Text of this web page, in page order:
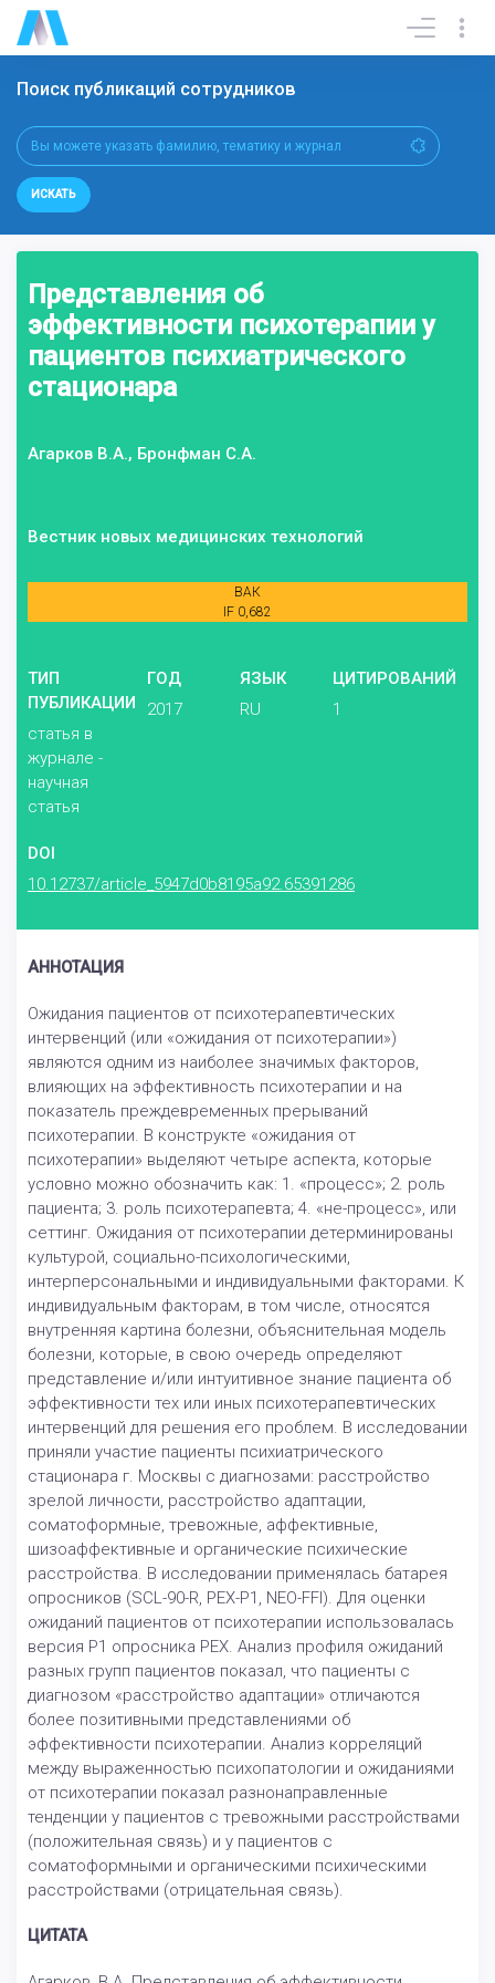
Поиск публикаций сотрудников
ИСКАТЬ
Представления об
эффективности психотерапии у
пациентов психиатрического
стационара
Агарков В.А., Бронфман С.А.
Вестник новых медицинских технологий
ВАК
IF 0,682
ТИП
ПУБЛИКАЦИИ
статья в
журнале -
научная
статья
ГОД
2017
ЯЗЫК
RU
ЦИТИРОВАНИЙ
1
DOI
10.12737/article_5947d0b8195a92.65391286
АННОТАЦИЯ
Ожидания пациентов от психотерапевтических
интервенций (или «ожидания от психотерапии»)
являются одним из наиболее значимых факторов,
влияющих на эффективность психотерапии и на
показатель преждевременных прерываний
психотерапии. В конструкте «ожидания от
психотерапии» выделяют четыре аспекта, которые
условно можно обозначить как: 1. «процесс»; 2. роль
пациента; 3. роль психотерапевта; 4. «не-процесс», или
сеттинг. Ожидания от психотерапии детерминированы
культурой, социально-психологическими,
интерперсональными и индивидуальными факторами. К
индивидуальным факторам, в том числе, относятся
внутренняя картина болезни, объяснительная модель
болезни, которые, в свою очередь определяют
представление и/или интуитивное знание пациента об
эффективности тех или иных психотерапевтических
интервенций для решения его проблем. В исследовании
приняли участие пациенты психиатрического
стационара г. Москвы с диагнозами: расстройство
зрелой личности, расстройство адаптации,
соматоформные, тревожные, аффективные,
шизоаффективные и органические психические
расстройства. В исследовании применялась батарея
опросников (SCL-90-R, PEX-P1, NEO-FFI). Для оценки
ожиданий пациентов от психотерапии использовалась
версия P1 опросника PEX. Анализ профиля ожиданий
разных групп пациентов показал, что пациенты с
диагнозом «расстройство адаптации» отличаются
более позитивными представлениями об
эффективности психотерапии. Анализ корреляций
между выраженностью психопатологии и ожиданиями
от психотерапии показал разнонаправленные
тенденции у пациентов с тревожными расстройствами
(положительная связь) и у пациентов с
соматоформными и органическими психическими
расстройствами (отрицательная связь).
ЦИТАТА